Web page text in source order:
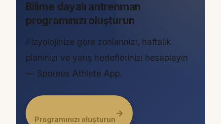
Bilime dayalı antrenman
programınızı oluşturun
Fizyolojinize göre zonlarınızı, haftalık
planınızı ve yarış hedeflerinizi hesaplayın
— Sporeus Athlete App.
Programınızı oluşturun
→